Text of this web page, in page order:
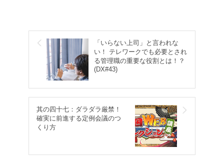
「いらない上司」と言われな
い！ テレワークでも必要とされ
る管理職の重要な役割とは！？
(DX#43)
其の四十七：ダラダラ厳禁！
確実に前進する定例会議のつ
くり方